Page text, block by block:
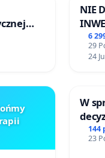
NIE
6
29
24
W
144
23